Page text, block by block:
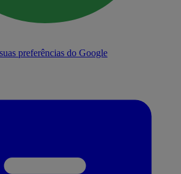
preferências do Google